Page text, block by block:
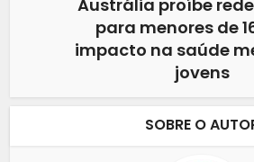
Austrália proíbe
para menores de
impacto na saúde
jovens
SOBRE O